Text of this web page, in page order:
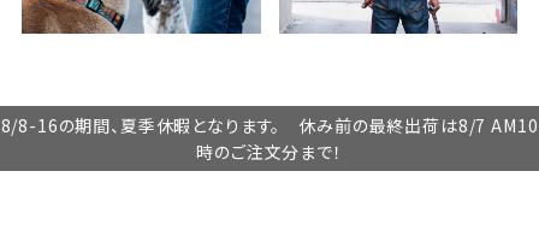
8/8-16の期間、夏季休暇となります。 休み前の最終出荷は8/7 AM10
時のご注文分まで！